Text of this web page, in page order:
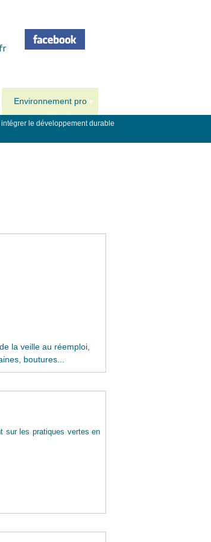
Environnement pro
le développement durable
la veille au réemploi,
boutures...
sur les pratiques vertes en